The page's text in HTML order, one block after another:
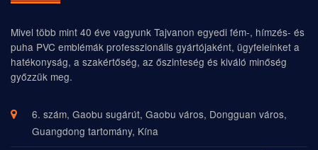
Mivel több mint 40 éve vagyunk Tajvanon egyedi fém-, hímzés- és
puha PVC emblémák professzionális gyártójaként, ügyfeleinket a
hatékonyság, a szakértőség, az őszinteség és kiváló minőség
győzzük meg.
6. szám, Gaobu sugárút, Gaobu város, Dongguan város,
Guangdong tartomány, Kína